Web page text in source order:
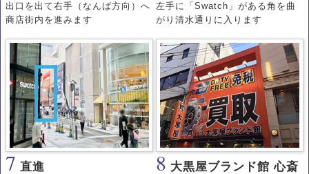
出口を出て右手（なんば方向）へ
商店街内を進みます
左手に「Swatch」がある角を曲
がり清水通りに入ります
7 直進 8 大黒屋ブランド館 心斎